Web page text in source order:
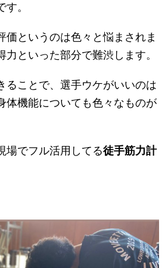
す。
価というのは色々と悩まされま
といった部分で難渋します。
ることで、選手ウケがいいのは
体機能についても色々なものが
場でフル活用してる徒手筋力計